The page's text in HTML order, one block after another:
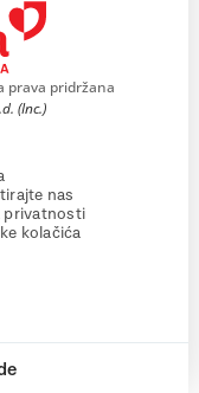
prava pridržana
(Inc.)
nas
privatnosti
kolačića